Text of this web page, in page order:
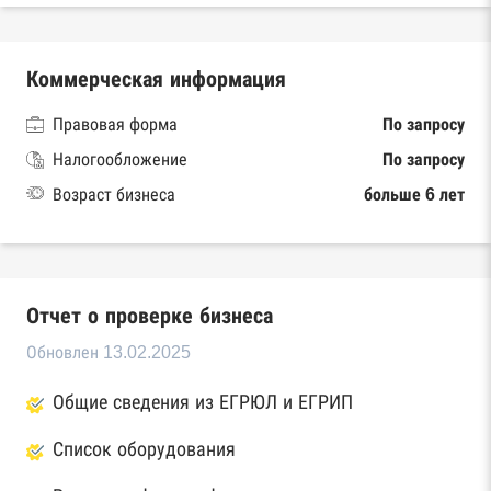
Коммерческая информация
Правовая форма
По запросу
Налогообложение
По запросу
Возраст бизнеса
больше 6 лет
Отчет о проверке бизнеса
Обновлен 13.02.2025
Общие сведения из ЕГРЮЛ и ЕГРИП
Список оборудования